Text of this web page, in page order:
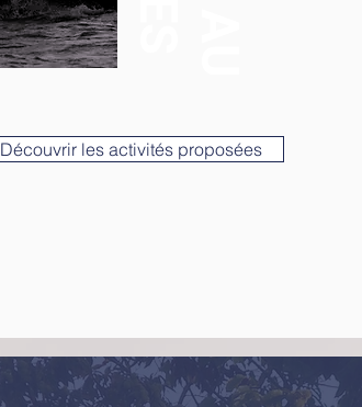
Découvrir les activités proposées